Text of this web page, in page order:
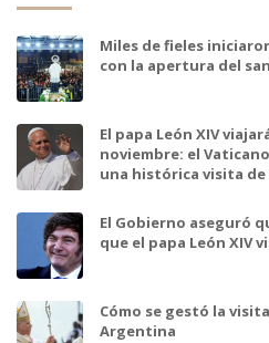
Miles de fieles
con la apertura del
El papa León XIV
noviembre: el
una histórica visita
El Gobierno aseguró
que el papa León XIV
Cómo se gestó la
Argentina